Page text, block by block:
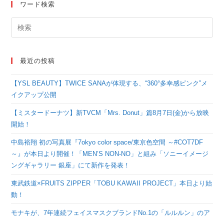
ワード検索
最近の投稿
【YSL BEAUTY】TWICE SANAが体現する、“360°多幸感ピンク”メ
イクアップ公開
【ミスタードーナツ】新TVCM「Mrs. Donut」篇8月7日(金)から放映
開始！
中島裕翔 初の写真展『7okyo color space/東京色空間 ～#COT7DF
～』が本日より開催！「MEN’S NON-NO」と組み「ソニーイメージ
ングギャラリー 銀座」にて新作を発表！
東武鉄道×FRUITS ZIPPER「TOBU KAWAII PROJECT」本日より始
動！
モナキが、7年連続フェイスマスクブランドNo.1の「ルルルン」のア